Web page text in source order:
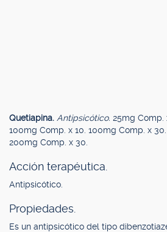
Quetiapina. Antipsicótico. 25mg Comp.
100mg Comp. x 10. 100mg Comp. x
200mg Comp. x 30.
Acción terapéutica.
Antipsicótico.
Propiedades.
Es un antipsicótico del tipo